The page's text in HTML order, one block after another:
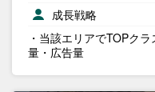
成長戦略
・当該エリアでTOPク
量・広告量